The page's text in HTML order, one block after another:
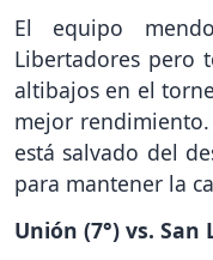
El equipo
Libertadores pero
altibajos en el
mejor
está salvado del
para mantener la
Unión (7°) vs. San